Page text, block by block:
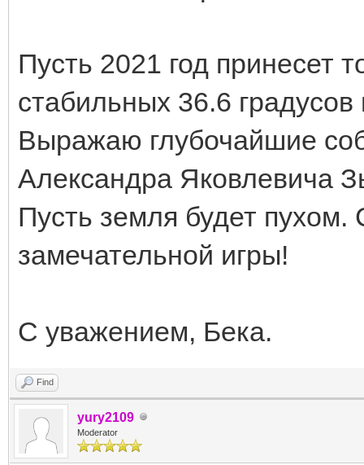
Пусть 2021 год принесет
стабильных 36.6 градусов
Выражаю глубочайшие
Александра Яковлевича
Пусть земля будет пухом.
замечательной игры!
С уважением, Бека.
Find
yury2109
Moderator